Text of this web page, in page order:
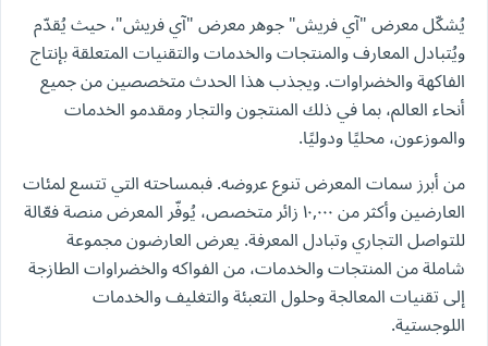
يُشكّل معرض "آي فريش" جوهر معرض "آي فريش"، حيث يُقدّم
ويُتبادل المعارف والمنتجات والخدمات والتقنيات المتعلقة بإنتاج
الفاكهة والخضراوات. ويجذب هذا الحدث متخصصين من جميع
أنحاء العالم، بما في ذلك المنتجون والتجار ومقدمو الخدمات
والموزعون، محليًا ودوليًا.
من أبرز سمات المعرض تنوع عروضه. فبمساحته التي تتسع لمئات
العارضين وأكثر من ١٠,٠٠٠ زائر متخصص، يُوفّر المعرض منصة فعّالة
للتواصل التجاري وتبادل المعرفة. يعرض العارضون مجموعة
شاملة من المنتجات والخدمات، من الفواكه والخضراوات الطازجة
إلى تقنيات المعالجة وحلول التعبئة والتغليف والخدمات
اللوجستية.